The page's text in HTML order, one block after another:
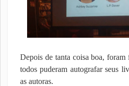
Depois de tanta coisa boa,
todos puderam autografar seus
as autoras.